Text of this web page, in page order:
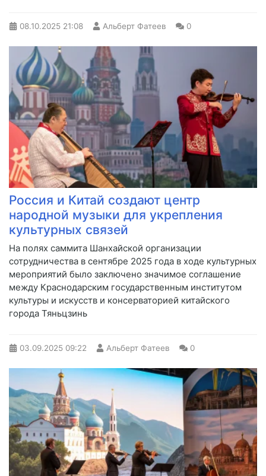
08.10.2025 21:08 Альберт Фатеев 0
Россия и Китай создают центр
народной музыки для укрепления
культурных связей
На полях саммита Шанхайской организации
сотрудничества в сентябре 2025 года в ходе культурных
мероприятий было заключено значимое соглашение
между Краснодарским государственным институтом
культуры и искусств и консерваторией китайского
города Тяньцзинь
03.09.2025 09:22 Альберт Фатеев 0